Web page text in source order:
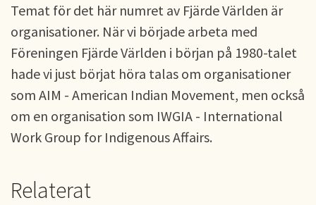
Temat för det här numret av Fjärde Världen är
organisationer. När vi började arbeta med
Föreningen Fjärde Världen i början på 1980-talet
hade vi just börjat höra talas om organisationer
som AIM - American Indian Movement, men också
om en organisation som IWGIA - International
Work Group for Indigenous Affairs.
Relaterat